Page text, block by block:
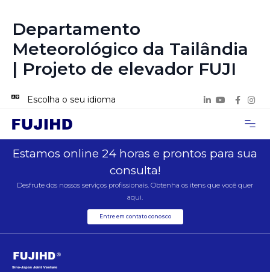
Departamento
Meteorológico da Tailândia
| Projeto de elevador FUJI
Escolha o seu idioma
Estamos online 24 horas e prontos para sua
consulta!
Desfrute dos nossos serviços profissionais. Obtenha os itens que você quer
aqui.
Entre em contato conosco